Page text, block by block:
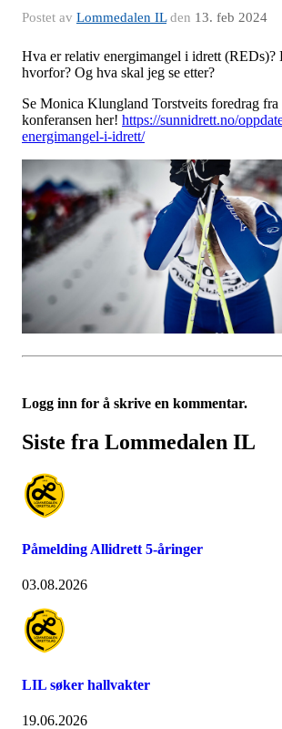
Postet av Lommedalen ILden 13. feb 2024
Hva er relativ energimangel i idrett
hvorfor? Og hva skal jeg se etter?
Se Monica Klungland Torstveits foredrag fra
konferansen her! https://sunnidrett.no/
energimangel-i-idrett/
Logg inn for å skrive en kommentar.
Siste fra Lommedalen IL
Påmelding Allidrett 5-åringer
03.08.2026
LIL søker hallvakter
19.06.2026